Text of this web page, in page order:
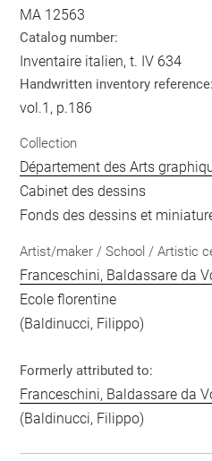
MA 12563
Catalog number:
Inventaire italien, t. IV 634
Handwritten inventory reference:
vol.1, p.186
Collection
Département des Arts
Cabinet des dessins
Fonds des dessins et
Artist/maker / School / Artistic
Franceschini, Baldassare da
Ecole florentine
(Baldinucci, Filippo)
Formerly attributed to:
Franceschini, Baldassare da
(Baldinucci, Filippo)